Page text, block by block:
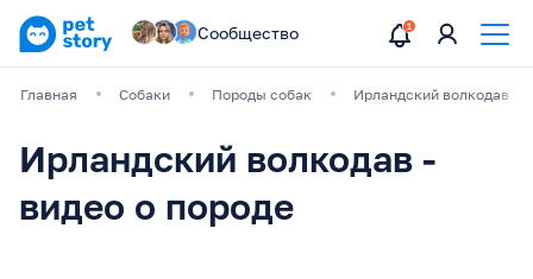
Сообщество
Главная Собаки Породы собак Ирландский волкодав
Ирландский волкодав -
видео о породе